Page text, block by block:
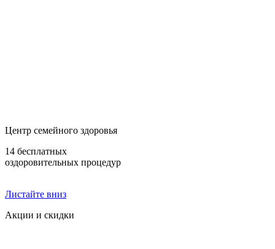
Центр семейного здоровья
14 бесплатных
оздоровительных процедур
Листайте вниз
Акции и скидки